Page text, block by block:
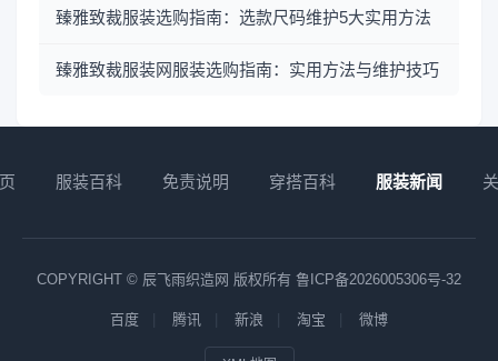
臻雅致裁服装选购指南：选款尺码维护5大实用方法
臻雅致裁服装网服装选购指南：实用方法与维护技巧
服装百科 免责说明 穿搭百科 服装新闻
COPYRIGHT © 辰飞雨织造网 版权所有 鲁ICP备2026005306号-32
百度 腾讯 新浪 淘宝 微博